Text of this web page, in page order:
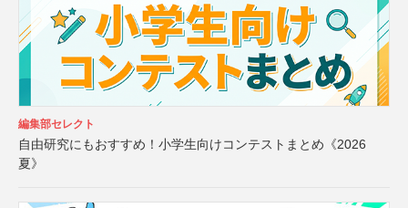
編集部セレクト
自由研究にもおすすめ！小学生向けコンテストまとめ《2026
夏》